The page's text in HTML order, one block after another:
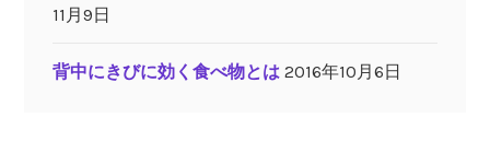
11月9日
背中にきびに効く食べ物とは 2016年10月6日